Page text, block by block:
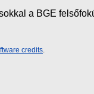
a BGE
credits